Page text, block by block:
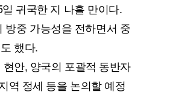
귀국한 지 나흘 만이다.
방중 가능성을 전하면서 중
했다.
안, 양국의 포괄적 동반자
역 정세 등을 논의할 예정